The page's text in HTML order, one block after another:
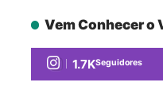
Vem Conhecer o
1.7KSeguidores